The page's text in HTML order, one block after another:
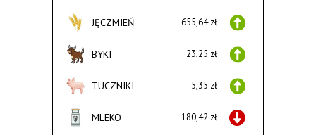
JĘCZMIEŃ 655,64 zł
BYKI 23,25 zł
TUCZNIKI 5,35 zł
MLEKO 180,42 zł